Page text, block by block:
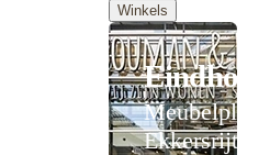
Winkels
Eindhoven
Meubelplein
Ekkersrijt